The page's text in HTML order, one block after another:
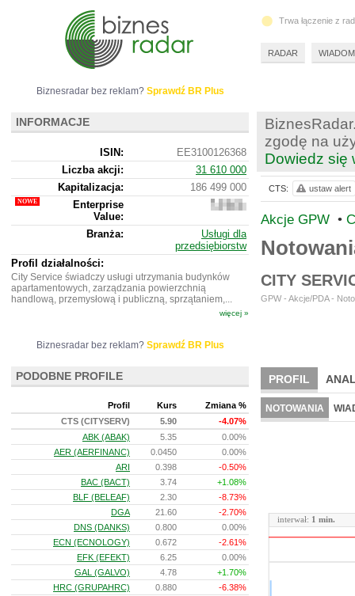
zgodę na
Dowiedz się
Akcje GPW •
CITY
GPW - Akcje/PDA -
PROFIL
BR LAB
NOTOWANIA
interwał: 1 min.
CTS: ustaw alert
Biznesradar bez reklam? Sprawdź BR Plus
INFORMACJE
ISIN:
EE3100126368
Liczba akcji:
31 610 000
Kapitalizacja:
186 499 000
Enterprise
Value:
282
663
Branża:
Usługi dla
przedsiębiorstw
Profil działalności:
City Service świadczy usługi utrzymania budynków
apartamentowych, zarządzania powierzchnią
handlową, przemysłową i publiczną, sprzątaniem,...
więcej »
Biznesradar bez reklam? Sprawdź BR Plus
PODOBNE PROFILE
Profil Kurs
Zmiana %
CTS (CITYSERV)
5.90
-4.07%
ABK (ABAK)
5.35
0.00%
AER (AERFINANC)
0.0450
0.00%
ARI
0.398
-0.50%
BAC (BACT)
3.74
+1.08%
BLF (BELEAF)
2.30
-8.73%
DGA
21.60
-2.70%
DNS (DANKS)
0.800
0.00%
ECN (ECNOLOGY)
0.672
-2.61%
EFK (EFEKT)
6.25
0.00%
GAL (GALVO)
4.78
+1.70%
HRC (GRUPAHRC)
0.880
-6.38%
Trwa łączenie z
RADAR